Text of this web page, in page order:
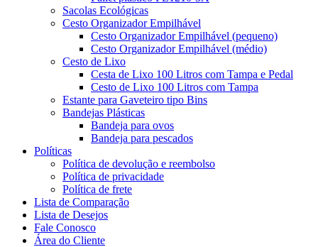
Sacolas Ecológicas
Cesto Organizador Empilhável
Cesto Organizador Empilhável (pequeno)
Cesto Organizador Empilhável (médio)
Cesto de Lixo
Cesta de Lixo 100 Litros com Tampa e Pedal
Cesto de Lixo 100 Litros com Tampa
Estante para Gaveteiro tipo Bins
Bandejas Plásticas
Bandeja para ovos
Bandeja para pescados
Políticas
Política de devolução e reembolso
Política de privacidade
Política de frete
Lista de Comparação
Lista de Desejos
Fale Conosco
Área do Cliente